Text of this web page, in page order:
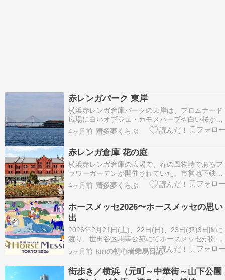
赤レンガパーク 東岸
横浜赤レンガ倉庫パークの東岸は、プロムナード
広場に白いオブジェ・カモメハーブや白い桜が植
えられている。ベンチが海を見るように設置され
ている。春と秋の季節は、潮風を感じてゆっくり
寛げる場所。夏は太...
4ヶ月前 清多夢くらぶ
赤レンガ倉庫 花の庭
横浜赤レンガ倉庫の広場で、春の風物詩であるフ
ラワーガーデンが開催されていた。市営地下鉄・
みなとみらい線の馬車道駅から徒歩10分。駅から
万国橋を渡り、周辺の景色を眺めらながら歩くの
4ヶ月前 清多夢くらぶ
ホースメッセ2026〜ホースメッセの思い
出
2026年2月21日(土)、22日(日)、23日(祭)3日間に
渡り、世田谷区馬事公苑にてホースメッセが開催
されました。第1回から参加している身として
は、第7回となる2026年の開催は胸熱なところ。
初めての開催は横浜レンガ街でした。横浜も趣の
ある会場でしたが、馬事公苑の方が自宅か…
5ヶ月前 kiriの初心者乗馬日記
街歩き／横浜（元町～中華街～山下公園